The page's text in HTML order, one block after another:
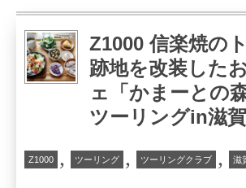
Z1000 信楽焼の
跡地を改装した
ェ「かまーとの
ツーリングin滋
Z1000 , ツーリング , ツーリングクラブ , 滋